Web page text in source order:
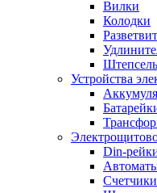
Вилки
Колодки
Устройства
Din-